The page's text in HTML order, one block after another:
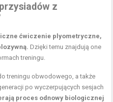
z
ćwiczenie plyometryczne,
Dzięki temu znajdują one
treningu.
treningu obwodowego, a także
po wyczerpujących sesjach
proces odnowy biologicznej